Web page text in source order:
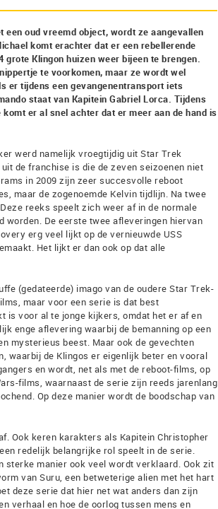
oud vreemd object, wordt ze aangevallen
komt erachter dat er een rebellerende
grote Klingon huizen weer bijeen te brengen.
te voorkomen, maar ze wordt wel
er tijdens een gevangenentransport iets
staat van Kapitein Gabriel Lorca. Tijdens
er al snel achter dat er meer aan de hand is
werd namelijk vroegtijdig uit Star Trek
de franchise is die de zeven seizoenen niet
in 2009 zijn zeer succesvolle reboot
maar de zogenoemde Kelvin tijdlijn. Na twee
reeks speelt zich weer af in de normale
worden. De eerste twee afleveringen hiervan
erg veel lijkt op de vernieuwde USS
Het lijkt er dan ook op dat alle
(gedateerde) imago van de oudere Star Trek-
maar voor een serie is dat best
is voor al te jonge kijkers, omdat het er af en
enge aflevering waarbij de bemanning op een
mysterieus beest. Maar ook de gevechten
waarbij de Klingos er eigenlijk beter en vooral
en wordt, net als met de reboot-films, op
films, waarnaast de serie zijn reeds jarenlang
Op deze manier wordt de boodschap van
Ook keren karakters als Kapitein Christopher
redelijk belangrijke rol speelt in de serie.
sterke manier ook veel wordt verklaard. Ook zit
van Suru, een betweterige alien met het hart
deze serie dat hier net wat anders dan zijn
verhaal en hoe de oorlog tussen mens en